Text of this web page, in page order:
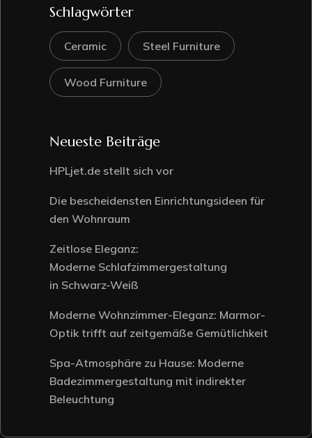
Schlagwörter
Ceramic Steel Furniture
Wood Furniture
Neueste Beiträge
HPLjet.de stellt sich vor
Die bescheidensten Einrichtungsideen für
den Wohnraum
Zeitlose Eleganz:
Moderne Schlafzimmergestaltung
in Schwarz-Weiß
Moderne Wohnzimmer-Eleganz: Marmor-
Optik trifft auf zeitgemäße Gemütlichkeit
Spa-Atmosphäre zu Hause: Moderne
Badezimmergestaltung mit indirekter
Beleuchtung